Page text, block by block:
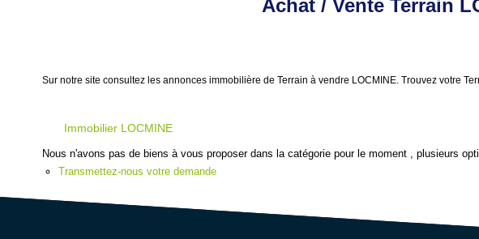
Achat / Vente Terrain
Sur notre site consultez les annonces immobilière de Terrain à vendre LOCMINE. Trouvez votre
Immobilier LOCMINE
Nous n'avons pas de biens à vous proposer dans la catégorie pour le moment , plusieurs
Transmettez-nous votre demande